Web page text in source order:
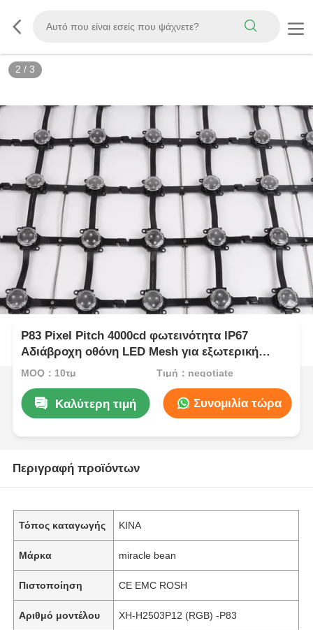
2 / 3
P83 Pixel Pitch 4000cd φωτεινότητα IP67
Αδιάβροχη οθόνη LED Mesh για εξωτερική
διαφήμιση
MOQ：10τμ Τιμή：negotiate
Καλύτερη τιμή Συνομιλία τώρα
Περιγραφή προϊόντων
Τόπος καταγωγής ΚΙΝΑ
Μάρκα miracle bean
Πιστοποίηση CE EMC ROSH
Αριθμό μοντέλου XH-H2503P12 (RGB) -P83